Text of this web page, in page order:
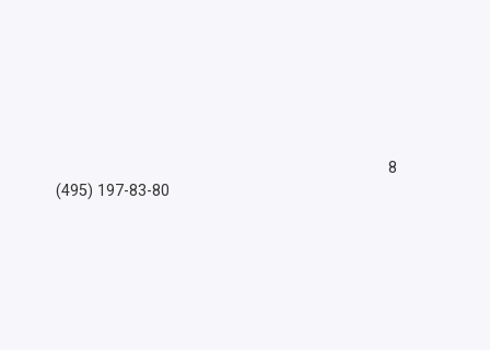
8
(495) 197-83-80